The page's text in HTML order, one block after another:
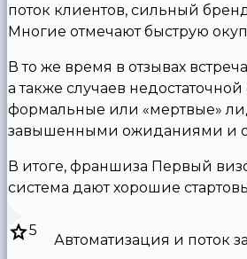
поток клиентов, сильный
Многие отмечают быструю
В то же время в отзывах
а также случаев
формальные или «мертвые»
завышенными ожиданиями и
В итоге, франшиза Первый
система дают хорошие
5
Автоматизация и поток